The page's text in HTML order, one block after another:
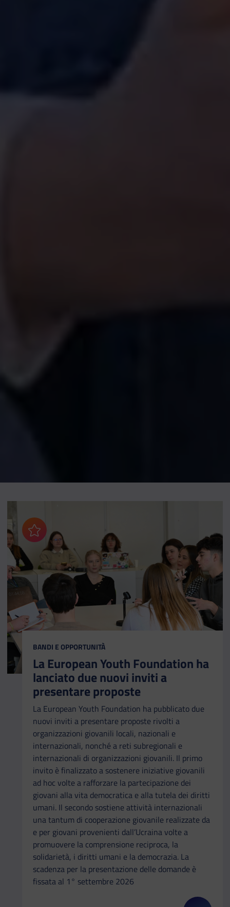
Aggiungi ai preferiti
CATEGORIA:
BANDI E OPPORTUNITÀ
La European Youth Foundation ha
lanciato due nuovi inviti a
presentare proposte
La European Youth Foundation ha pubblicato due
nuovi inviti a presentare proposte rivolti a
organizzazioni giovanili locali, nazionali e
internazionali, nonché a reti subregionali e
internazionali di organizzazioni giovanili. Il primo
invito è finalizzato a sostenere iniziative giovanili
ad hoc volte a rafforzare la partecipazione dei
giovani alla vita democratica e alla tutela dei diritti
umani. Il secondo sostiene attività internazionali
una tantum di cooperazione giovanile realizzate da
e per giovani provenienti dall’Ucraina volte a
promuovere la comprensione reciproca, la
solidarietà, i diritti umani e la democrazia. La
scadenza per la presentazione delle domande è
fissata al 1° settembre 2026